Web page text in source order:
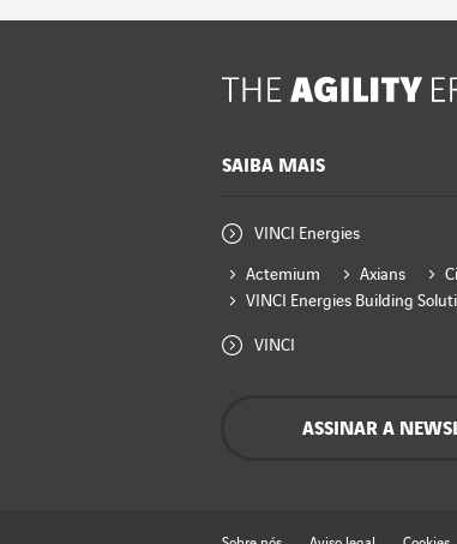
SAIBA MAIS
VINCI Energies
Actemium Axians
VINCI Energies Building
VINCI
ASSINAR A